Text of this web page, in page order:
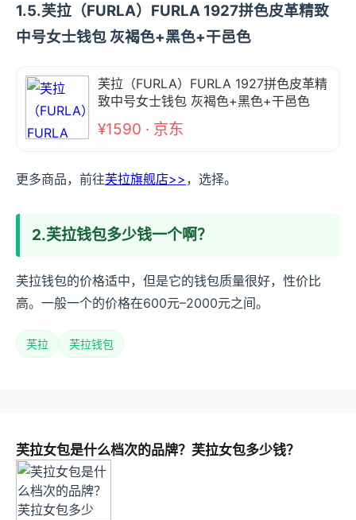
1.5.芙拉（FURLA）FURLA 1927拼色皮革精致
中号女士钱包 灰褐色+黑色+干邑色
芙拉（FURLA）FURLA 1927拼色皮革精
致中号女士钱包 灰褐色+黑色+干邑色
¥1590 · 京东
更多商品，前往芙拉旗舰店>> ，选择。
2.芙拉钱包多少钱一个啊？
芙拉钱包的价格适中，但是它的钱包质量很好，性价比
高。一般一个的价格在600元–2000元之间。
芙拉 芙拉钱包
芙拉女包是什么档次的品牌？芙拉女包多少钱？